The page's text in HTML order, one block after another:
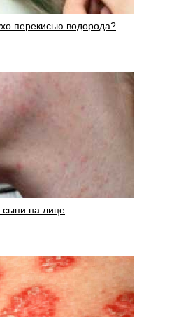
перекисью водорода?
на лице